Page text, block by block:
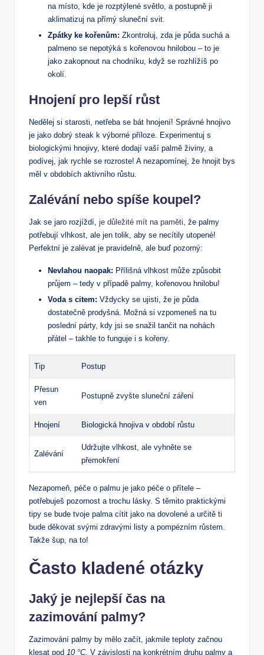
na místo, ⁢kde je rozptýlené světlo,⁢ a postupně ji
aklimatizuj na přímý sluneční‌ svit.
Zpátky ke kořenům: Zkontroluj, zda‍ je půda suchá a
palmeno se nepotýká s kořenovou hnilobou‌ – to⁢ je
‌jako zakopnout na chodníku, když se rozhlížíš po
okolí.
Hnojení⁤ pro lepší růst
Nedělej‍ si​ starosti, netřeba se​ bát hnojení! Správné hnojivo
je‍ jako dobrý steak k​ výborné příloze. Experimentuj s
biologickými hnojivy, které dodají vaší palmě živiny, a⁢
podívej, ⁤jak rychle se‍ rozroste! A nezapomínej, že hnojit ⁢bys
měl v obdobích aktivního růstu.
Zalévání nebo spíše⁤ koupel?
Jak se jaro rozjíždí, ‍ je důležité mít na paměti , že palmy
potřebují‌ vlhkost, ale jen tolik, aby se necítily utopené!
Perfektní je zalévat​ je pravidelně, ⁢ale buď pozorný:
Nevlahou naopak: Přílišná vlhkost může ⁣způsobit
průjem – tedy⁤ v případě‍ palmy, kořenovou hnilobu!
Voda s citem: Vždycky se ujisti, ​že je půda
dostatečně prodyšná. ⁣Možná si vzpomeneš ⁤na tu
‌poslední párty, kdy jsi se snažil tančit na nohách
přátel – takhle⁢ to ⁣funguje i s kořeny.
Tip Postup
Přesun
ven
Postupně ‌zvyšte sluneční záření
Hnojení Biologická hnojiva v období růstu
Zalévání
Udržujte vlhkost, ale vyhněte se
přemokření
Nezapomeň, péče o palmu je ​jako péče o přítele –
potřebuješ pozornost a ‍trochu ⁣lásky. S těmito praktickými
tipy se bude ‍tvoje palma cítit jako⁤ na dovolené a určitě ti
bude ‍děkovat svými zdravými ⁣listy a pompézním růstem.
Takže šup, na to!
Často kladené otázky
Jaký je nejlepší čas na
zazimování palmy?
Zazimování⁢ palmy by mělo začít, ⁣jakmile teploty začnou
klesat pod 10 ⁤°C. V závislosti na konkrétním druhu ‍palmy a‌